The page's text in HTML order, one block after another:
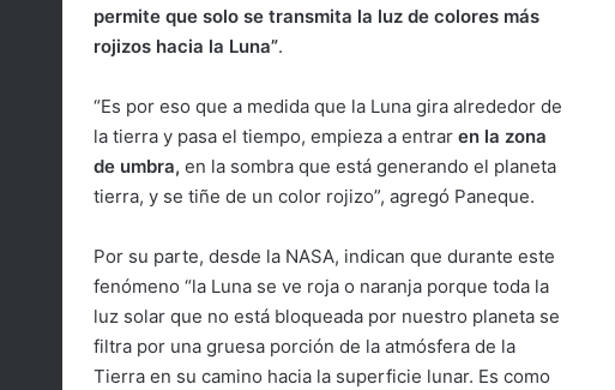
permite que solo se transmita la luz de colores más
rojizos hacia la Luna”.
“Es por eso que a medida que la Luna gira alrededor de
la tierra y pasa el tiempo, empieza a entrar en la zona
de umbra, en la sombra que está generando el planeta
tierra, y se tiñe de un color rojizo”, agregó Paneque.
Por su parte, desde la NASA, indican que durante este
fenómeno “la Luna se ve roja o naranja porque toda la
luz solar que no está bloqueada por nuestro planeta se
filtra por una gruesa porción de la atmósfera de la
Tierra en su camino hacia la superficie lunar. Es como